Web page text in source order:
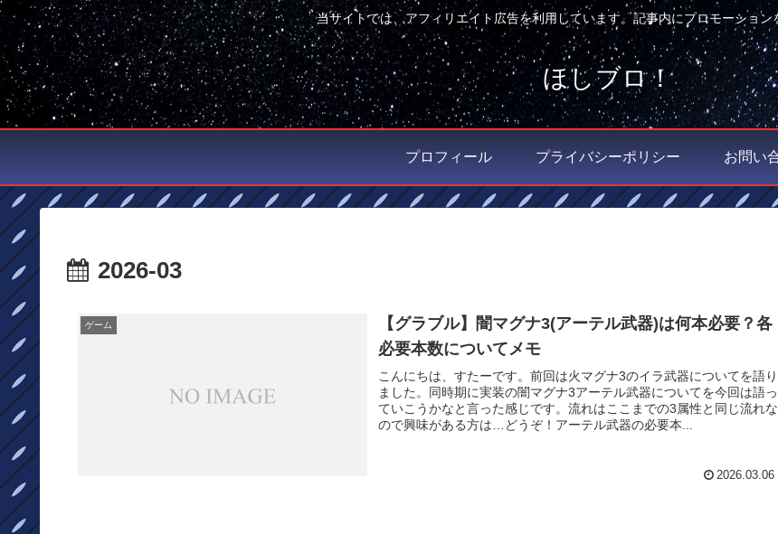
当サイトでは、アフィリエイト広告を利用しています。記事内にプロモーション
ほしブロ！
プロフィール プライバシーポリシー お問い
2026-03
ゲーム
【グラブル】闇マグナ3(アーテル武器)は何本必要？各
必要本数についてメモ
こんにちは、すたーです。前回は火マグナ3のイラ武器についてを語り
ました。同時期に実装の闇マグナ3アーテル武器についてを今回は語っ
ていこうかなと言った感じです。流れはここまでの3属性と同じ流れな
ので興味がある方は…どうぞ！アーテル武器の必要本...
2026.03.06